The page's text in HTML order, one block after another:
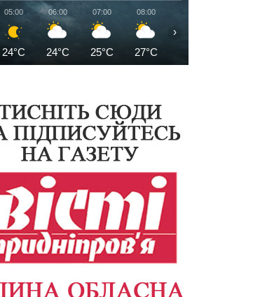
05:00
24°C
06:00
24°C
07:00
25°C
08:00
27°C
›